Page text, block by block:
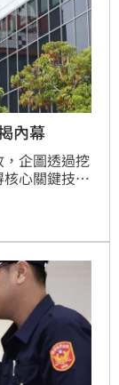
內幕
企圖透過挖
心關鍵技
市議員參選